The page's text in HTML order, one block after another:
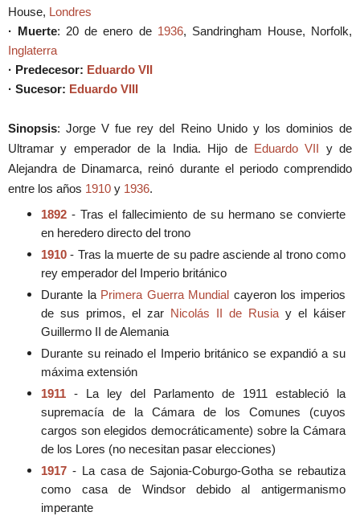
House, Londres
· Muerte: 20 de enero de 1936, Sandringham House, Norfolk,
Inglaterra
· Predecesor: Eduardo VII
· Sucesor: Eduardo VIII
Sinopsis: Jorge V fue rey del Reino Unido y los dominios de
Ultramar y emperador de la India. Hijo de Eduardo VII y de
Alejandra de Dinamarca, reinó durante el periodo comprendido
entre los años 1910 y 1936.
1892 - Tras el fallecimiento de su hermano se convierte
en heredero directo del trono
1910 - Tras la muerte de su padre asciende al trono como
rey emperador del Imperio británico
Durante la Primera Guerra Mundial cayeron los imperios
de sus primos, el zar Nicolás II de Rusiay el káiser
Guillermo II de Alemania
Durante su reinado el Imperio británico se expandió a su
máxima extensión
1911
- La ley del Parlamento de 1911 estableció la
supremacía de la Cámara de los Comunes (cuyos
cargos son elegidos democráticamente) sobre la Cámara
de los Lores (no necesitan pasar elecciones)
1917 - La casa de Sajonia-Coburgo-Gotha se rebautiza
como casa de Windsor debido al antigermanismo
imperante